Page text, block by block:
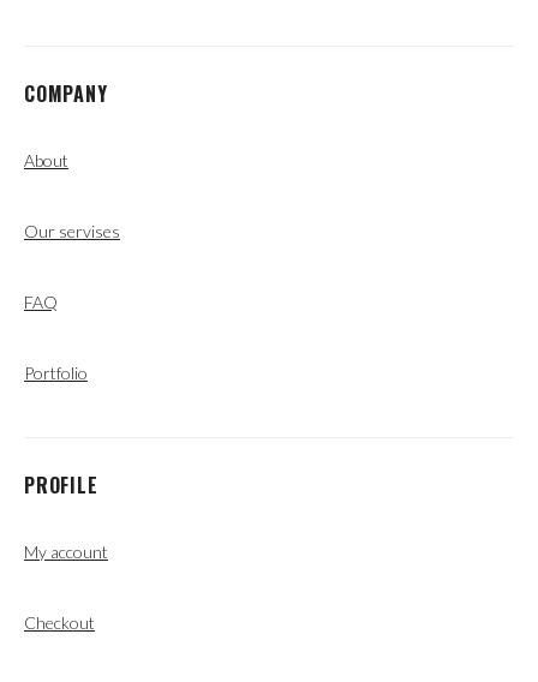
COMPANY
About
Our servises
FAQ
Portfolio
PROFILE
My account
Checkout